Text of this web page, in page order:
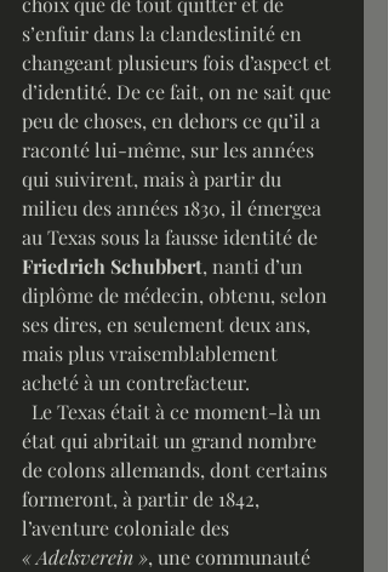
s’enfuir dans la clandestinité en
changeant plusieurs fois d’aspect et
d’identité. De ce fait, on ne sait que
peu de choses, en dehors ce qu’il a
raconté lui-même, sur les années
qui suivirent, mais à partir du
milieu des années 1830, il émergea
au Texas sous la fausse identité de
Friedrich Schubbert, nanti d’un
diplôme de médecin, obtenu, selon
ses dires, en seulement deux ans,
mais plus vraisemblablement
acheté à un contrefacteur.
état qui abritait un grand nombre
de colons allemands, dont certains
formeront, à partir de 1842,
l’aventure coloniale des
« Adelsverein », une communauté